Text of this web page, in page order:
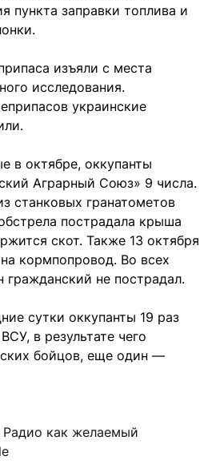
пункта заправки топлива и
изъяли с места
исследования.
украинские
в октябре, оккупанты
Аграрный Союз» 9 числа.
станковых гранатометов
пострадала крыша
скот. Также 13 октября
кормпопровод. Во всех
гражданский не пострадал.
сутки оккупанты 19 раз
в результате чего
бойцов, еще один —
Радио как желаемый